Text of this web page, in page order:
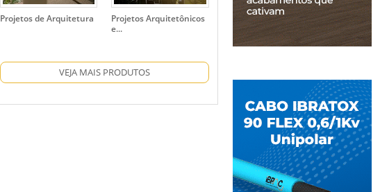
Projetos de Arquitetura
Projetos Arquitetônicos
e...
VEJA MAIS PRODUTOS